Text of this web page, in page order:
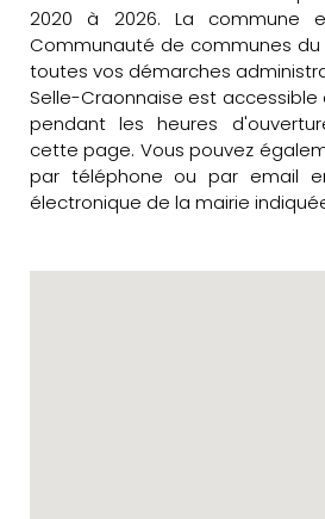
2020 à 2026. La commune
Communauté de communes du
toutes vos démarches
Selle-Craonnaise est accessible
pendant les heures
cette page. Vous pouvez
par téléphone ou par email
électronique de la mairie